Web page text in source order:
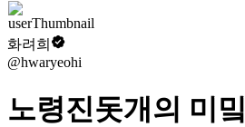
화려희
@hwaryeohi
노령진돗개의 미밐